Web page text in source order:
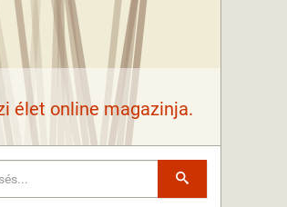
élet online magazinja.